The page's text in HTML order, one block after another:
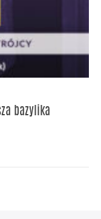
bazylika